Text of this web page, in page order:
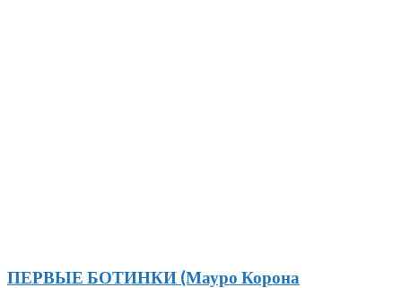
ПЕРВЫЕ БОТИНКИ (Мауро Корона